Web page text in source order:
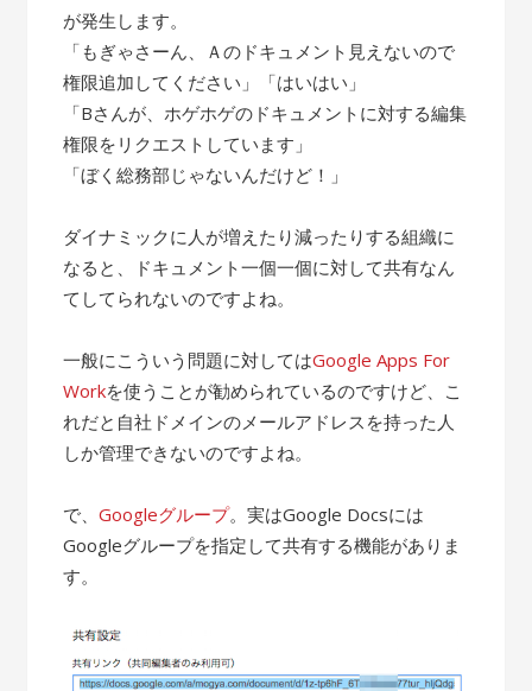
が発生します。
「もぎゃさーん、Ａのドキュメント見えないので
権限追加してください」「はいはい」
「Bさんが、ホゲホゲのドキュメントに対する編集
権限をリクエストしています」
「ぼく総務部じゃないんだけど！」
ダイナミックに人が増えたり減ったりする組織に
なると、ドキュメント一個一個に対して共有なん
てしてられないのですよね。
一般にこういう問題に対してはGoogle Apps For
Workを使うことが勧められているのですけど、こ
れだと自社ドメインのメールアドレスを持った人
しか管理できないのですよね。
で、Googleグループ。実はGoogle Docsには
Googleグループを指定して共有する機能がありま
す。